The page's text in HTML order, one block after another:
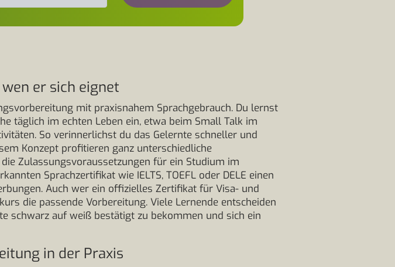
er sich eignet
mit praxisnahem Sprachgebrauch. Du lernst
täglich im echten Leben ein, etwa beim Small Talk im
So verinnerlichst du das Gelernte schneller und
Konzept profitieren ganz unterschiedliche
Zulassungsvoraussetzungen für ein Studium im
Sprachzertifikat wie IELTS, TOEFL oder DELE einen
Auch wer ein offizielles Zertifikat für Visa- und
die passende Vorbereitung. Viele Lernende entscheiden
schwarz auf weiß bestätigt zu bekommen und sich ein
in der Praxis